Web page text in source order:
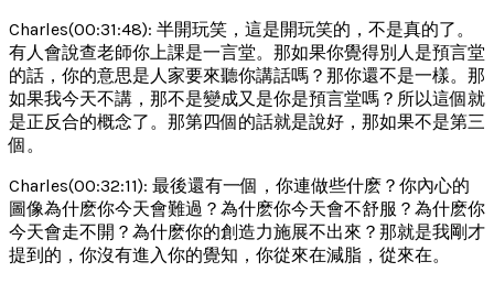
Charles(00:31:48): 半開玩笑，這是開玩笑的，不是真的了。
有人會說查老師你上課是一言堂。那如果你覺得別人是預言堂
的話，你的意思是人家要來聽你講話嗎？那你還不是一樣。那
如果我今天不講，那不是變成又是你是預言堂嗎？所以這個就
是正反合的概念了。那第四個的話就是說好，那如果不是第三
個。
Charles(00:32:11): 最後還有一個，你連做些什麽？你內心的
圖像為什麽你今天會難過？為什麽你今天會不舒服？為什麽你
今天會走不開？為什麽你的創造力施展不出來？那就是我剛才
提到的，你沒有進入你的覺知，你從來在減脂，從來在。